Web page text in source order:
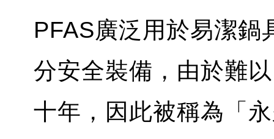
PFAS廣泛用於易潔鍋
分安全裝備，由於難
十年，因此被稱為「